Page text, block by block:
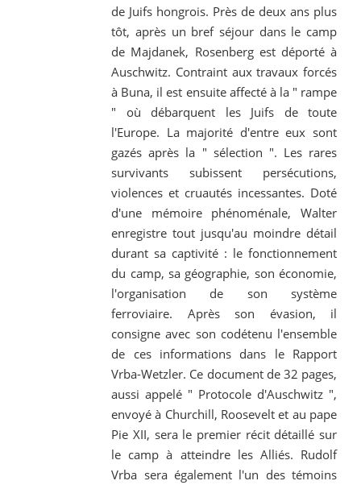
de Juifs hongrois. Près de deux ans plus
tôt, après un bref séjour dans le camp
de Majdanek, Rosenberg est déporté à
Auschwitz. Contraint aux travaux forcés
à Buna, il est ensuite affecté à la " rampe
" où débarquent les Juifs de toute
l'Europe. La majorité d'entre eux sont
gazés après la " sélection ". Les rares
survivants subissent persécutions,
violences et cruautés incessantes. Doté
d'une mémoire phénoménale, Walter
enregistre tout jusqu'au moindre détail
durant sa captivité : le fonctionnement
du camp, sa géographie, son économie,
l'organisation de son système
ferroviaire. Après son évasion, il
consigne avec son codétenu l'ensemble
de ces informations dans le Rapport
Vrba-Wetzler. Ce document de 32 pages,
aussi appelé " Protocole d'Auschwitz ",
envoyé à Churchill, Roosevelt et au pape
Pie XII, sera le premier récit détaillé sur
le camp à atteindre les Alliés. Rudolf
Vrba sera également l'un des témoins